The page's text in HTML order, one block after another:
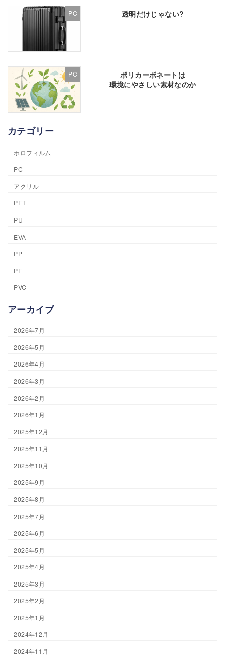
PC 透明だけじゃない?
PC
ポリカーボネートは
環境にやさしい素材なのか
カテゴリー
ホロフィルム
PC
アクリル
PET
PU
EVA
PP
PE
PVC
アーカイブ
2026年7月
2026年5月
2026年4月
2026年3月
2026年2月
2026年1月
2025年12月
2025年11月
2025年10月
2025年9月
2025年8月
2025年7月
2025年6月
2025年5月
2025年4月
2025年3月
2025年2月
2025年1月
2024年12月
2024年11月